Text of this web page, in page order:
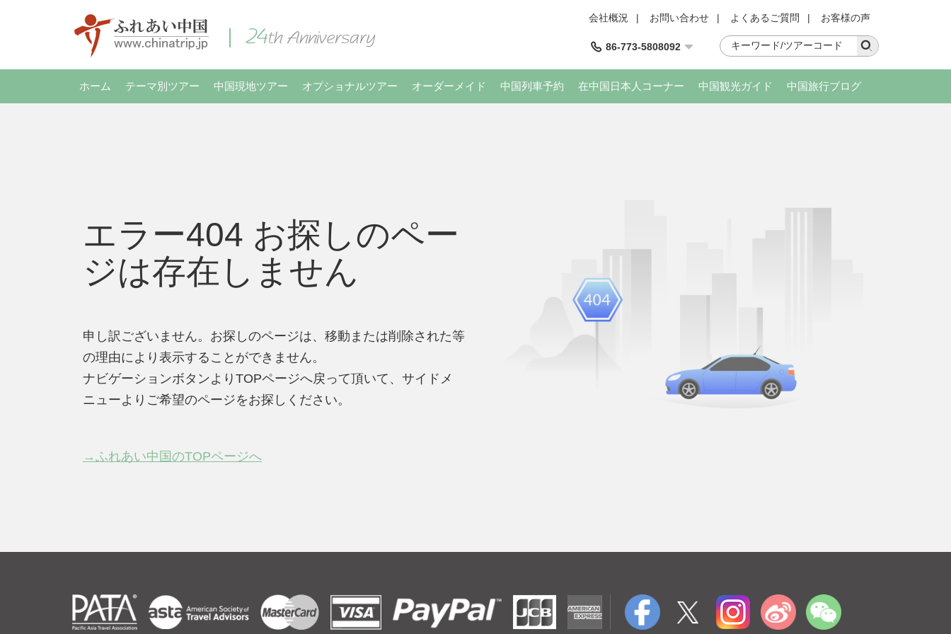
会社概況 | お問い合わせ | よくあるご質問 | お客様の声
86-773-5808092
ホーム テーマ別ツアー 中国現地ツアー オプショナルツアー オーダーメイド 中国列車予約 在中国日本人コーナー 中国観光ガイド 中国旅行ブログ
エラー404 お探しのペー
ジは存在しません
申し訳ございません。お探しのページは、移動または削除された等
の理由により表示することができません。
ナビゲーションボタンよりTOPページへ戻って頂いて、サイドメ
ニューよりご希望のページをお探しください。
→ふれあい中国のTOPページへ